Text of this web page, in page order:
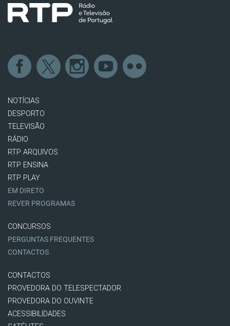
NOTÍCIAS
DESPORTO
TELEVISÃO
RÁDIO
RTP ARQUIVOS
RTP ENSINA
RTP PLAY
EM DIRETO
REVER PROGRAMAS
CONCURSOS
PERGUNTAS FREQUENTES
CONTACTOS
CONTACTOS
PROVEDORA DO TELESPECTADOR
PROVEDORA DO OUVINTE
ACESSIBILIDADES